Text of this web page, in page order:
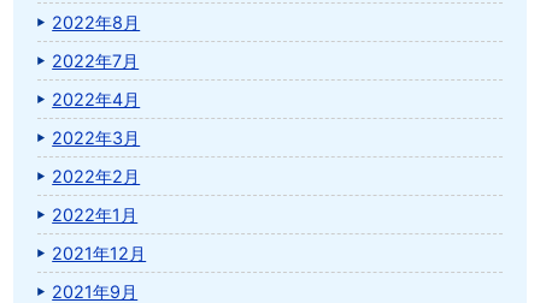
2022年8月
2022年7月
2022年4月
2022年3月
2022年2月
2022年1月
2021年12月
2021年9月